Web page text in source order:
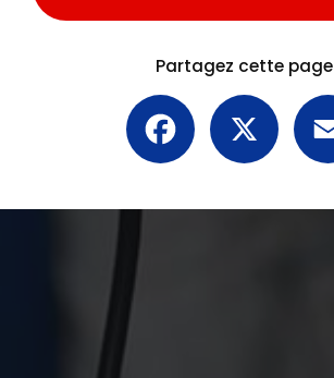
Partagez cette page
Facebook